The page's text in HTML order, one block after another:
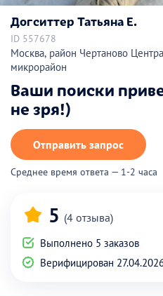
Догситтер Татьяна Е.
ID 557678
Москва, район Чертаново
микрорайон
Ваши поиски
не зря!)
Отправить запрос
Среднее время ответа — 1-2 часа
5 (4 отзыва)
Выполнено 5 заказов
Верифицирован